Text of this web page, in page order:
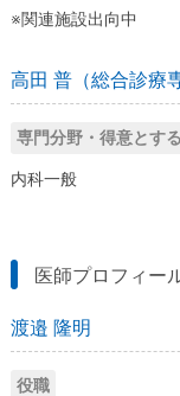
※関連施設出向中
高田 普（総合診療
専門分野・得意とす
内科一般
医師プロフィー
渡邉 隆明
役職